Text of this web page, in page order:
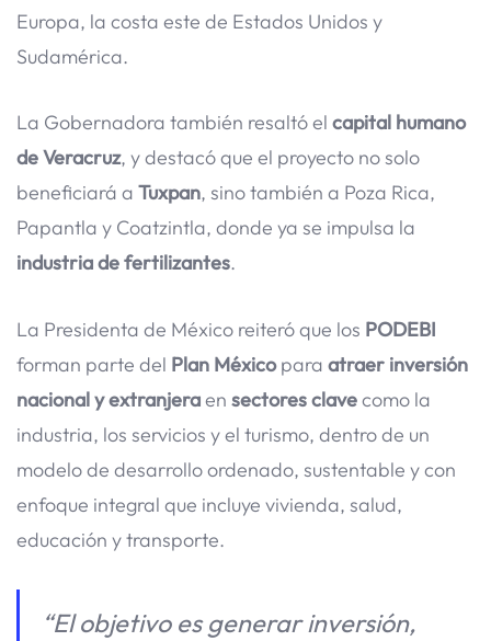
Europa, la costa este de Estados Unidos y
Sudamérica.
La Gobernadora también resaltó el capital humano
de Veracruz, y destacó que el proyecto no solo
beneficiará a Tuxpan, sino también a Poza Rica,
Papantla y Coatzintla, donde ya se impulsa la
industria de fertilizantes.
La Presidenta de México reiteró que los PODEBI
forman parte del Plan Méxicopara atraer inversión
nacional y extranjeraen sectores clavecomo la
industria, los servicios y el turismo, dentro de un
modelo de desarrollo ordenado, sustentable y con
enfoque integral que incluye vivienda, salud,
educación y transporte.
“El objetivo es generar inversión,